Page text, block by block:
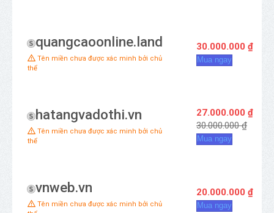
quangcaoonline.land
Tên miền chưa được xác minh bởi chủ
thể
30.000.000 ₫
Mua ngay
hatangvadothi.vn
Tên miền chưa được xác minh bởi chủ
thể
27.000.000 ₫
30.000.000 ₫
Mua ngay
vnweb.vn
Tên miền chưa được xác minh bởi chủ
20.000.000 ₫
Mua ngay